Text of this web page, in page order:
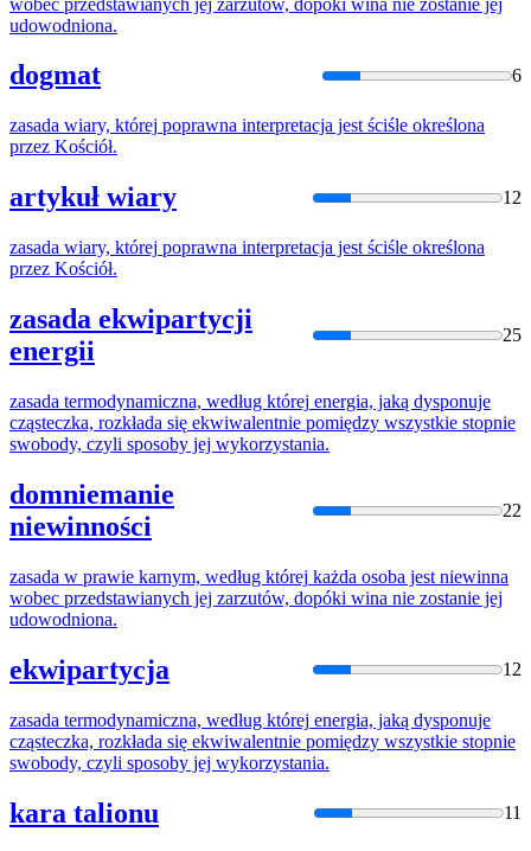
udowodniona.
dogmat 6
zasada wiary, której poprawna interpretacja jest ściśle określona
przez Kościół.
artykuł wiary 12
zasada wiary, której poprawna interpretacja jest ściśle określona
przez Kościół.
zasada ekwipartycji
energii
25
zasada termodynamiczna, według której energia, jaką dysponuje
cząsteczka, rozkłada się ekwiwalentnie pomiędzy wszystkie stopnie
swobody, czyli sposoby jej wykorzystania.
domniemanie
niewinności
22
zasada w prawie karnym, według której każda osoba jest niewinna
wobec przedstawianych jej zarzutów, dopóki wina nie zostanie jej
udowodniona.
ekwipartycja 12
zasada termodynamiczna, według której energia, jaką dysponuje
cząsteczka, rozkłada się ekwiwalentnie pomiędzy wszystkie stopnie
swobody, czyli sposoby jej wykorzystania.
kara talionu 11